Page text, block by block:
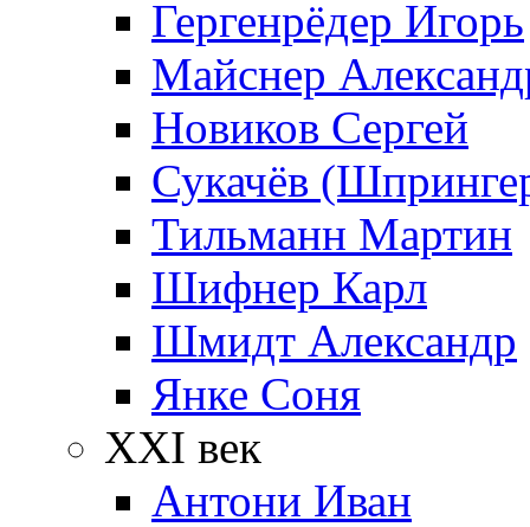
Гергенрёдер Игорь
Майснер
Новиков Сергей
Сукачёв
Тильманн Мартин
Шифнер Карл
Шмидт Александр
Янке Соня
XXI век
Антони Иван